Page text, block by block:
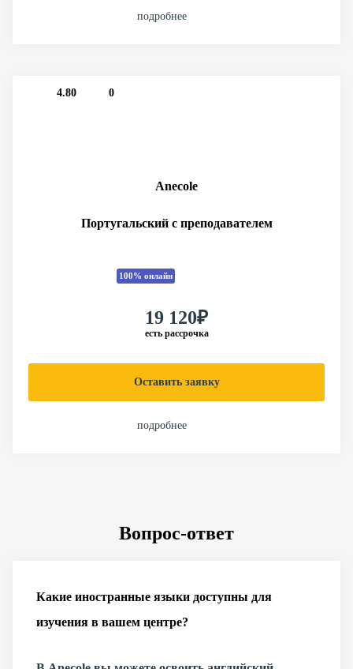
подробнее
4.80 0
Anecole
Португальский с преподавателем
100% онлайн
19 120₽
есть рассрочка
Оставить заявку
подробнее
Вопрос-ответ
Какие иностранные языки доступны для
изучения в вашем центре?